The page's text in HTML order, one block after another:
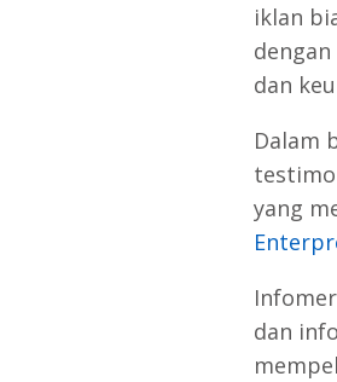
iklan
dan
Dalam
yang
dan